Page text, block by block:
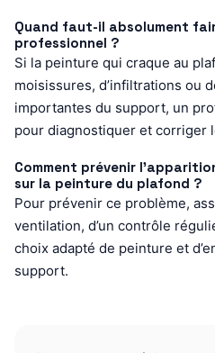
Quand faut-il absolument
professionnel ?
Si la peinture qui craque au
moisissures, d’infiltrations ou
importantes du support, un
pour diagnostiquer et corriger
Comment prévenir
sur la peinture du plafond ?
Pour prévenir ce problème,
ventilation, d’un contrôle
choix adapté de peinture et
support.